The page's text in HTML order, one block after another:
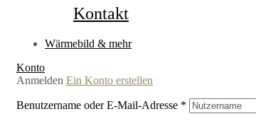
Kontakt
Wärmebild & mehr
Konto
Anmelden Ein Konto erstellen
Benutzername oder E-Mail-Adresse *